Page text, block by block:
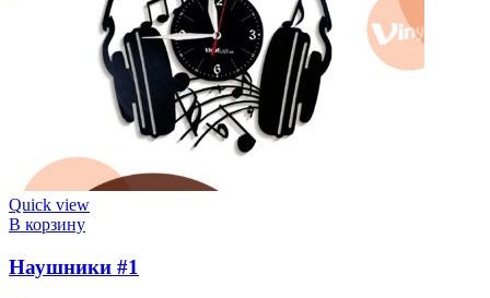
Quick view
В корзину
Наушники #1